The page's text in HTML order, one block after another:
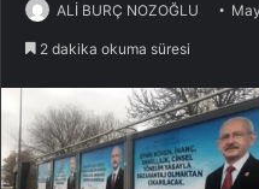
ALİ BURÇ NOZOĞLU
2 dakika okuma süresi